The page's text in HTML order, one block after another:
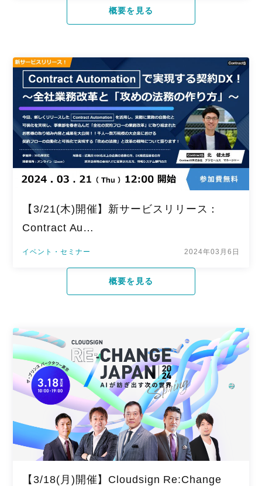
概要を見る
【3/21(木)開催】新サービスリリース：
Contract Au…
イベント・セミナー 2024年03月6日
概要を見る
【3/18(月)開催】Cloudsign Re:Change